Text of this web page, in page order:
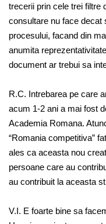
trecerii prin cele trei filtre
consultare nu face decat
procesului, facand din
anumita
document ar trebui sa
R.C. Intrebarea pe care
acum 1-2 ani a mai fost
Academia Romana.
“Romania competitiva”
ales ca aceasta nou
persoane care au
au contribuit la aceasta
V.I. E foarte bine sa